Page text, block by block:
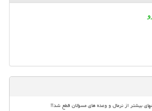
بیشتر از نرمال و وعده های مسؤلان قطع شد!!